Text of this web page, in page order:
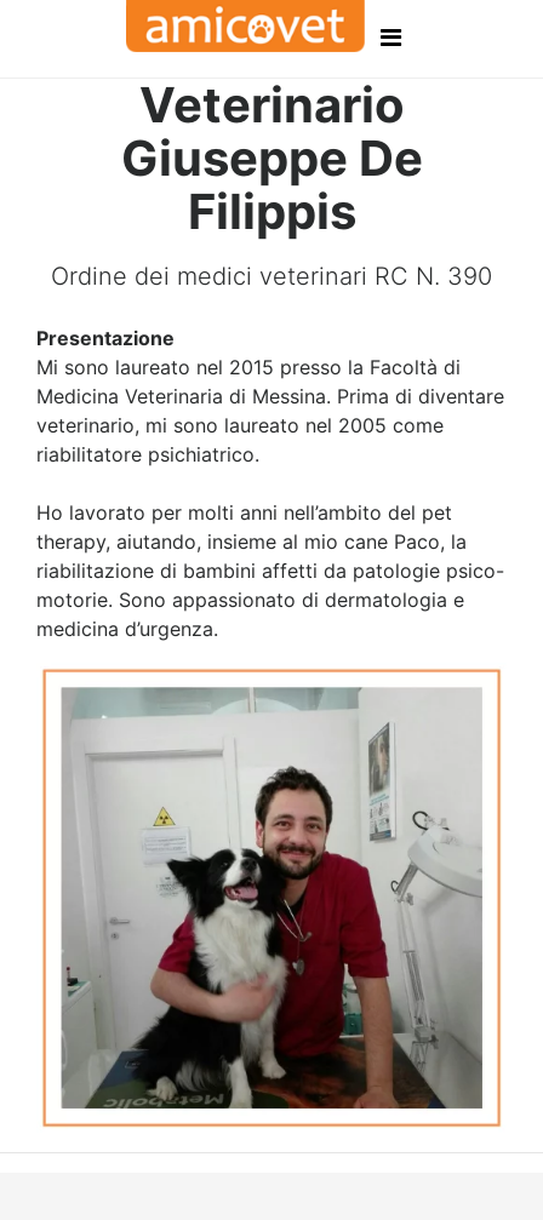
Veterinario
Giuseppe De
Filippis
Ordine dei medici veterinari RC N. 390
Presentazione
Mi sono laureato nel 2015 presso la Facoltà di
Medicina Veterinaria di Messina. Prima di diventare
veterinario, mi sono laureato nel 2005 come
riabilitatore psichiatrico.
Ho lavorato per molti anni nell’ambito del pet
therapy, aiutando, insieme al mio cane Paco, la
riabilitazione di bambini affetti da patologie psico-
motorie. Sono appassionato di dermatologia e
medicina d’urgenza.